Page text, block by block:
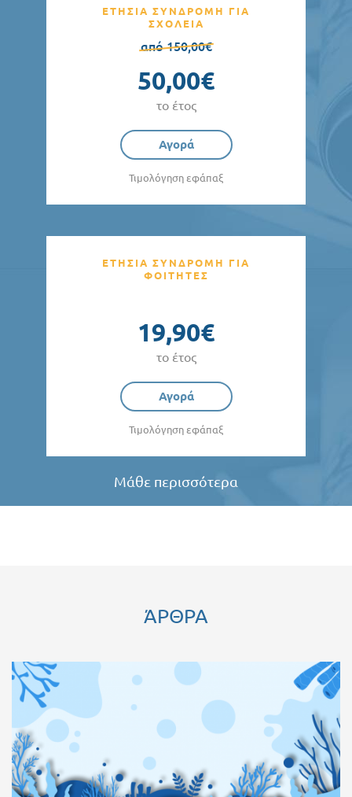
ΕΤΗΣΙΑ ΣΥΝΔΡΟΜΗ ΓΙΑ
ΣΧΟΛΕΙΑ
από 150,00€
50,00€
το έτος
Αγορά
Τιμολόγηση εφάπαξ
ΕΤΗΣΙΑ ΣΥΝΔΡΟΜΗ ΓΙΑ
ΦΟΙΤΗΤΕΣ
19,90€
το έτος
Αγορά
Τιμολόγηση εφάπαξ
Μάθε περισσότερα
ΆΡΘΡΑ